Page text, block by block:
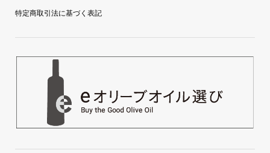
特定商取引法に基づく表記